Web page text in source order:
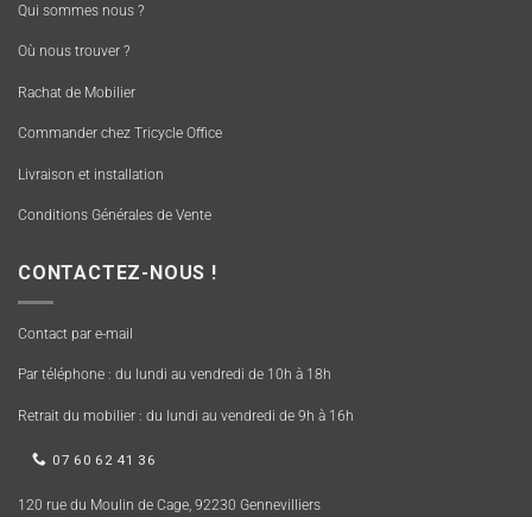
Qui sommes nous ?
Où nous trouver ?
Rachat de Mobilier
Commander chez Tricycle Office
Livraison et installation
Conditions Générales de Vente
CONTACTEZ-NOUS !
Contact par e-mail
Par téléphone : du lundi au vendredi de 10h à 18h
Retrait du mobilier : du lundi au vendredi de 9h à 16h
07 60 62 41 36
120 rue du Moulin de Cage, 92230 Gennevilliers